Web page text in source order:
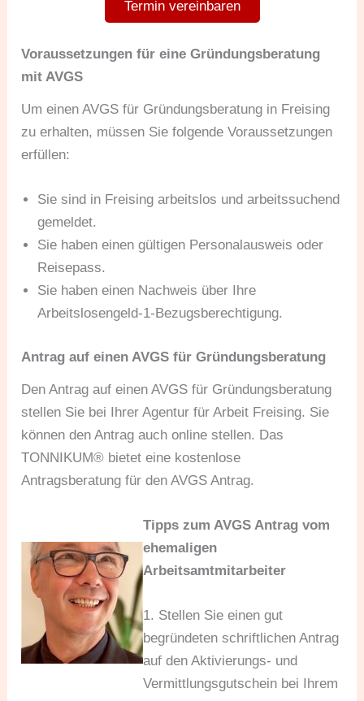
Termin vereinbaren
Voraussetzungen für eine Gründungsberatung
mit AVGS
Um einen AVGS für Gründungsberatung in Freising
zu erhalten, müssen Sie folgende Voraussetzungen
erfüllen:
Sie sind in Freising arbeitslos und arbeitssuchend
gemeldet.
Sie haben einen gültigen Personalausweis oder
Reisepass.
Sie haben einen Nachweis über Ihre
Arbeitslosengeld-1-Bezugsberechtigung.
Antrag auf einen AVGS für Gründungsberatung
Den Antrag auf einen AVGS für Gründungsberatung
stellen Sie bei Ihrer Agentur für Arbeit Freising. Sie
können den Antrag auch online stellen. Das
TONNIKUM® bietet eine kostenlose
Antragsberatung für den AVGS Antrag.
Tipps zum AVGS Antrag vom
ehemaligen
Arbeitsamtmitarbeiter
1. Stellen Sie einen gut
begründeten schriftlichen Antrag
auf den Aktivierungs- und
Vermittlungsgutschein bei Ihrem